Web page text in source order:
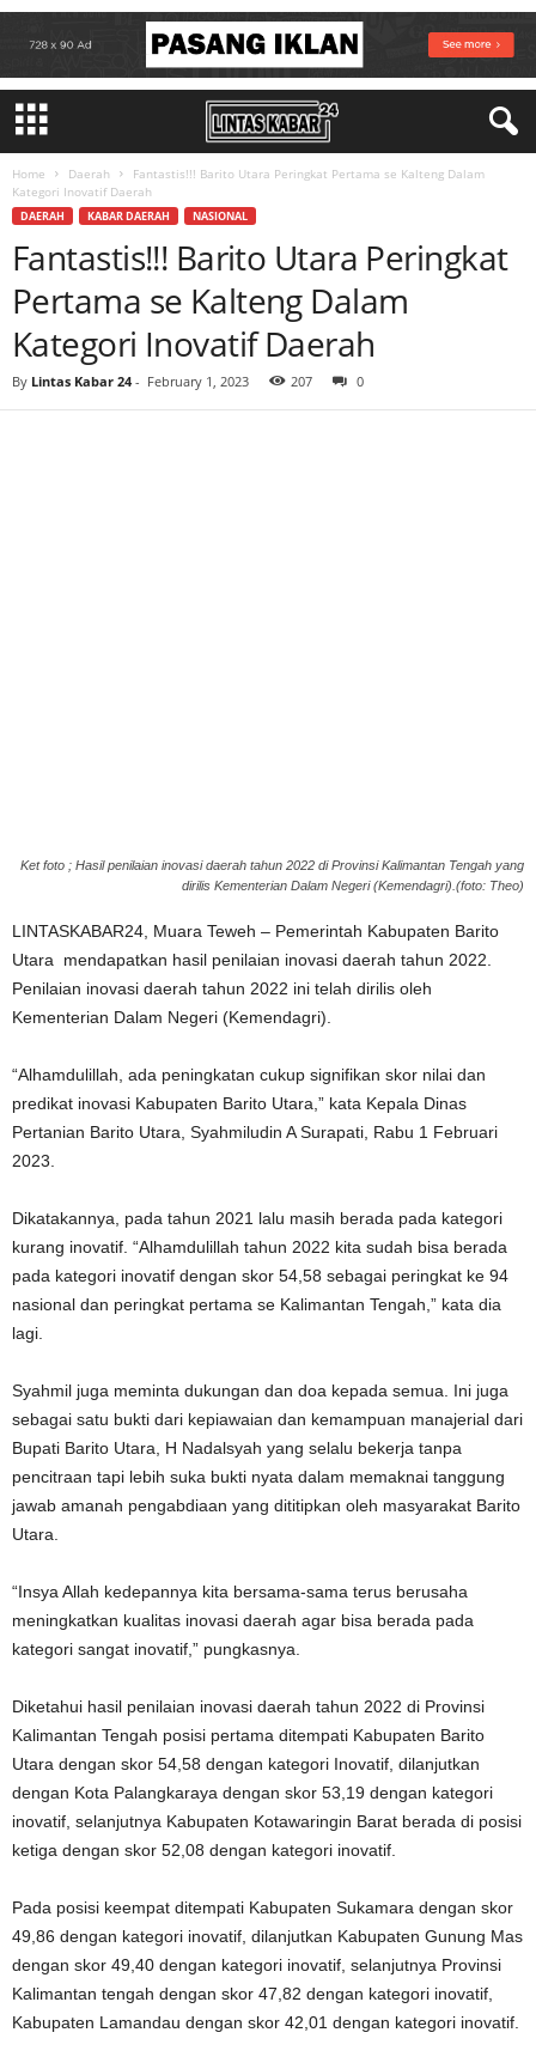
Home Daerah
Fantastis!!! Barito Utara Peringkat Pertama se Kalteng Dalam
Kategori Inovatif Daerah
DAERAH KABAR DAERAH NASIONAL
Fantastis!!! Barito Utara Peringkat
Pertama se Kalteng Dalam
Kategori Inovatif Daerah
By Lintas Kabar 24- February 1, 2023 207 0
Ket foto ; Hasil penilaian inovasi daerah tahun 2022 di Provinsi Kalimantan Tengah yang
dirilis Kementerian Dalam Negeri (Kemendagri).(foto: Theo)
LINTASKABAR24, Muara Teweh – Pemerintah Kabupaten Barito
Utara mendapatkan hasil penilaian inovasi daerah tahun 2022.
Penilaian inovasi daerah tahun 2022 ini telah dirilis oleh
Kementerian Dalam Negeri (Kemendagri).
“Alhamdulillah, ada peningkatan cukup signifikan skor nilai dan
predikat inovasi Kabupaten Barito Utara,” kata Kepala Dinas
Pertanian Barito Utara, Syahmiludin A Surapati, Rabu 1 Februari
2023.
Dikatakannya, pada tahun 2021 lalu masih berada pada kategori
kurang inovatif. “Alhamdulillah tahun 2022 kita sudah bisa berada
pada kategori inovatif dengan skor 54,58 sebagai peringkat ke 94
nasional dan peringkat pertama se Kalimantan Tengah,” kata dia
lagi.
Syahmil juga meminta dukungan dan doa kepada semua. Ini juga
sebagai satu bukti dari kepiawaian dan kemampuan manajerial dari
Bupati Barito Utara, H Nadalsyah yang selalu bekerja tanpa
pencitraan tapi lebih suka bukti nyata dalam memaknai tanggung
jawab amanah pengabdiaan yang dititipkan oleh masyarakat Barito
Utara.
“Insya Allah kedepannya kita bersama-sama terus berusaha
meningkatkan kualitas inovasi daerah agar bisa berada pada
kategori sangat inovatif,” pungkasnya.
Diketahui hasil penilaian inovasi daerah tahun 2022 di Provinsi
Kalimantan Tengah posisi pertama ditempati Kabupaten Barito
Utara dengan skor 54,58 dengan kategori Inovatif, dilanjutkan
dengan Kota Palangkaraya dengan skor 53,19 dengan kategori
inovatif, selanjutnya Kabupaten Kotawaringin Barat berada di posisi
ketiga dengan skor 52,08 dengan kategori inovatif.
Pada posisi keempat ditempati Kabupaten Sukamara dengan skor
49,86 dengan kategori inovatif, dilanjutkan Kabupaten Gunung Mas
dengan skor 49,40 dengan kategori inovatif, selanjutnya Provinsi
Kalimantan tengah dengan skor 47,82 dengan kategori inovatif,
Kabupaten Lamandau dengan skor 42,01 dengan kategori inovatif.